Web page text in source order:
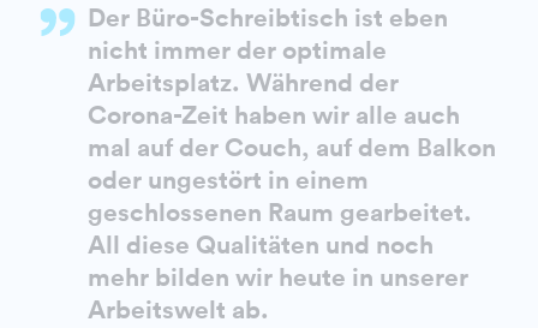
Der Büro-Schreibtisch ist eben
nicht immer der optimale
Arbeitsplatz. Während der
Corona-Zeit haben wir alle auch
mal auf der Couch, auf dem Balkon
oder ungestört in einem
geschlossenen Raum gearbeitet.
All diese Qualitäten und noch
mehr bilden wir heute in unserer
Arbeitswelt ab.